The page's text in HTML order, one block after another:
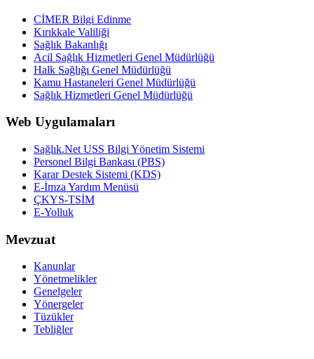
CİMER Bilgi Edinme
Kırıkkale Valiliği
Sağlık Bakanlığı
Acil Sağlık Hizmetleri Genel Müdürlüğü
Halk Sağlığı Genel Müdürlüğü
Kamu Hastaneleri Genel Müdürlüğü
Sağlık Hizmetleri Genel Müdürlüğü
Web Uygulamaları
Sağlık.Net USS Bilgi Yönetim Sistemi
Personel Bilgi Bankası (PBS)
Karar Destek Sistemi (KDS)
E-İmza Yardım Menüsü
ÇKYS-TSİM
E-Yolluk
Mevzuat
Kanunlar
Yönetmelikler
Genelgeler
Yönergeler
Tüzükler
Tebliğler